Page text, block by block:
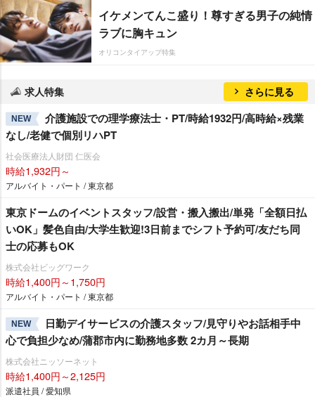
イケメンてんこ盛り！尊すぎる男子の純情
ラブに胸キュン
オリコンタイアップ特集
求人特集 さらに見る
NEW
介護施設での理学療法士・PT/時給1932円/高時給×残業
なし/老健で個別リハPT
社会医療法人財団 仁医会
時給1,932円～
アルバイト・パート / 東京都
東京ドームのイベントスタッフ/設営・搬入搬出/単発「全額日払
いOK」髪色自由/大学生歓迎!3日前までシフト予約可/友だち同
士の応募もOK
株式会社ビッグワーク
時給1,400円～1,750円
アルバイト・パート / 東京都
NEW
日勤デイサービスの介護スタッフ/見守りやお話相手中
心で負担少なめ/蒲郡市内に勤務地多数 2カ月～長期
株式会社ニッソーネット
時給1,400円～2,125円
派遣社員 / 愛知県